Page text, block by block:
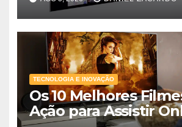
TECNOLOGIA E INOVAÇÃO
Os 10 Melhores
Ação para Assistir